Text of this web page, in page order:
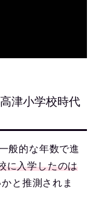
津小学校時代
般的な年数で進
に入学したのは
と推測されま